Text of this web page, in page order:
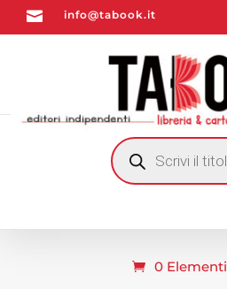
 info@tabook.it
RICERCA
PRODOTTI
0 Elementi